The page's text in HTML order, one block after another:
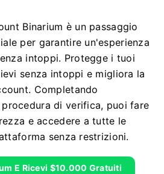
Binarium è un passaggio
per garantire un'esperienza
intoppi. Protegge i tuoi
senza intoppi e migliora la
Completando
di verifica, puoi fare
e accedere a tutte le
senza restrizioni.
E Ricevi $10.000 Gratuiti